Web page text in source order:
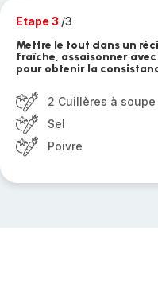
Etape 3 /3
Mettre le tout dans un
fraîche, assaisonner
pour obtenir la
2 Cuillères à
Sel
Poivre